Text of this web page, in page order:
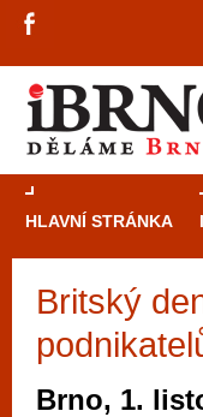
HLAVNÍ STRÁNKA
Britský
Brno, 1.